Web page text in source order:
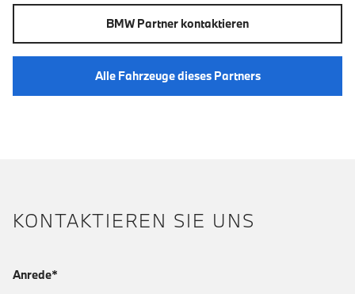
BMW Partner kontaktieren
Alle Fahrzeuge dieses Partners
KONTAKTIEREN SIE UNS
Anrede*